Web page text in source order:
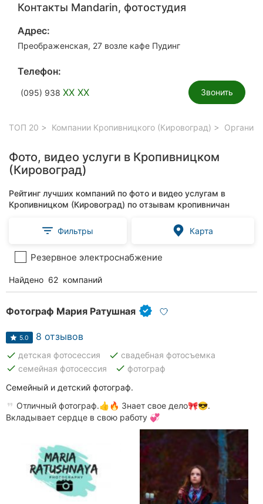
Контакты Mandarin, фотостудия
Адрес:
Преображенская, 27 возле кафе Пудинг
Телефон:
(095) 938 XX XX Звонить
ТОП 20 Компании Кропивницкого (Кировоград)
Фото, видео услуги в Кропивницком
(Кировоград)
Рейтинг лучших компаний по фото и видео услугам в
Кропивницком (Кировоград) по отзывам кропивничан
Фильтры Карта
Резервное электроснабжение
Найдено 62 компаний
Фотограф Мария Ратушная
5.0 8 отзывов
done детская фотосессия done свадебная фотосъемка
done семейная фотосессия done фотограф
Семейный и детский фотограф.
Отличный фотограф.👍🔥 Знает свое дело🎀😎.
Вкладывает сердце в свою работу 💞